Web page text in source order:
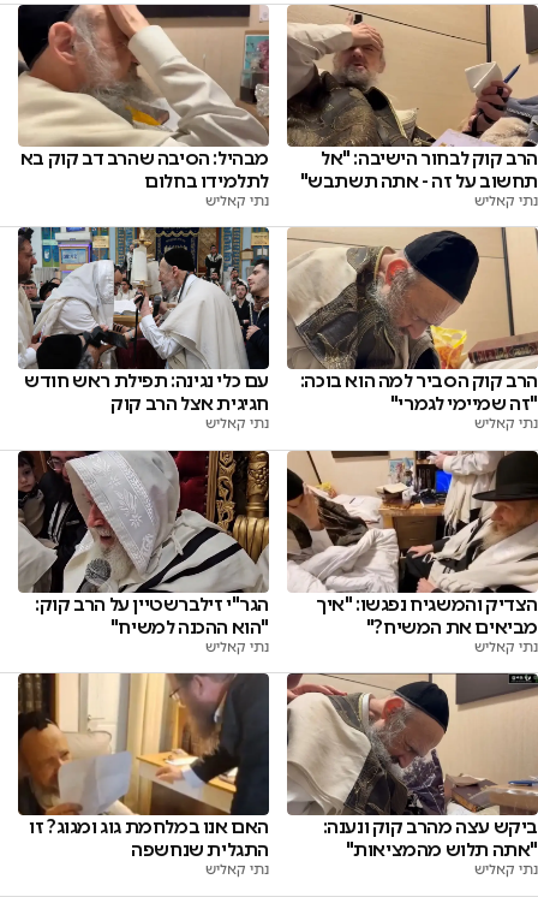
הרב קוק לבחור הישיבה: "אל
תחשוב על זה - אתה תשתבש"
נתי קאליש
מבהיל: הסיבה שהרב דב קוק בא
לתלמידו בחלום
נתי קאליש
הרב קוק הסביר למה הוא בוכה:
"זה שמיימי לגמרי"
נתי קאליש
עם כלי נגינה: תפילת ראש חודש
חגיגית אצל הרב קוק
נתי קאליש
הצדיק והמשגיח נפגשו: "איך
מביאים את המשיח?"
נתי קאליש
הגר"י זילברשטיין על הרב קוק:
"הוא ההכנה למשיח"
נתי קאליש
ביקש עצה מהרב קוק ונענה:
"אתה תלוש מהמציאות"
נתי קאליש
האם אנו במלחמת גוג ומגוג? זו
התגלית שנחשפה
נתי קאליש